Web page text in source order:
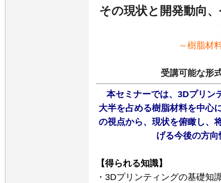
その現状と開発動向
～樹脂材
受講可能な形
本セミナーでは、3Dプリン
大半を占める樹脂材料を中心
の視点から、現状を俯瞰し、
げる今後の方
【得られる知識】
・3Dプリンティングの基礎知